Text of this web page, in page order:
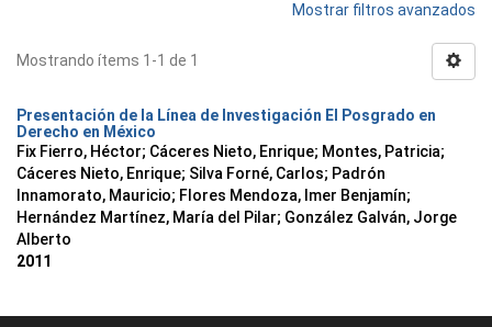
Mostrar filtros avanzados
Mostrando ítems 1-1 de 1
Presentación de la Línea de Investigación El Posgrado en
Derecho en México
Fix Fierro, Héctor; Cáceres Nieto, Enrique; Montes, Patricia;
Cáceres Nieto, Enrique; Silva Forné, Carlos; Padrón
Innamorato, Mauricio; Flores Mendoza, Imer Benjamín;
Hernández Martínez, María del Pilar; González Galván, Jorge
Alberto
2011